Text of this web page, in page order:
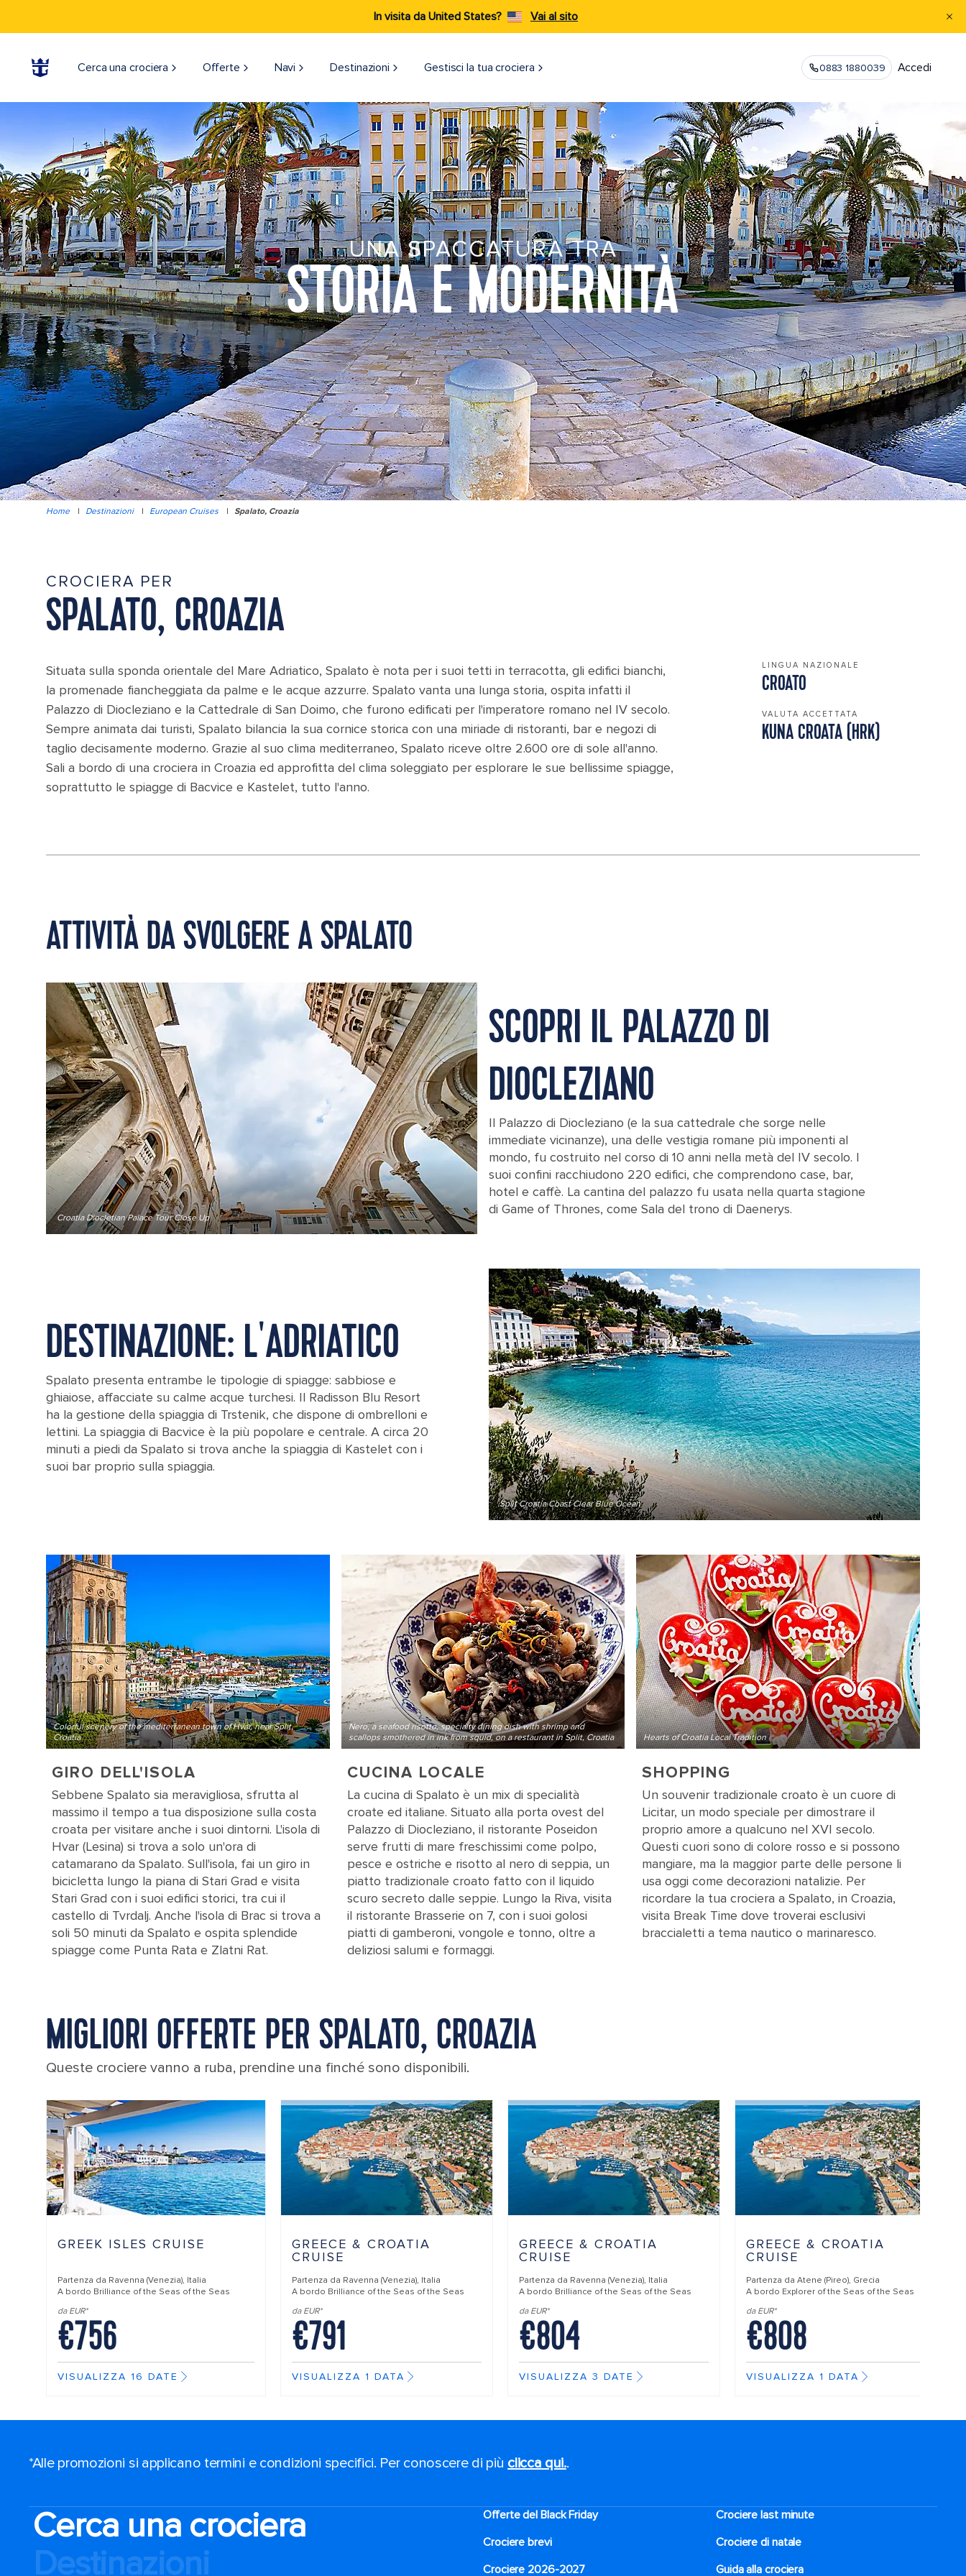
In visita da United States? Vai al sito
Cerca una crociera Offerte Navi Destinazioni​ Gestisci la tua crociera 0883 1880039 Accedi
UNA SPACCATURA TRA
STORIA E MODERNITÀ
Home | Destinazioni | European Cruises | Spalato, Croazia
CROCIERA PER
SPALATO, CROAZIA
Situata sulla sponda orientale del Mare Adriatico, Spalato è nota per i suoi tetti in terracotta, gli edifici bianchi,
la promenade fiancheggiata da palme e le acque azzurre. Spalato vanta una lunga storia, ospita infatti il
Palazzo di Diocleziano e la Cattedrale di San Doimo, che furono edificati per l'imperatore romano nel IV secolo.
Sempre animata dai turisti, Spalato bilancia la sua cornice storica con una miriade di ristoranti, bar e negozi di
taglio decisamente moderno. Grazie al suo clima mediterraneo, Spalato riceve oltre 2.600 ore di sole all'anno.
Sali a bordo di una crociera in Croazia ed approfitta del clima soleggiato per esplorare le sue bellissime spiagge,
soprattutto le spiagge di Bacvice e Kastelet, tutto l'anno.
LINGUA NAZIONALE
CROATO
VALUTA ACCETTATA
KUNA CROATA (HRK)
ATTIVITÀ DA SVOLGERE A SPALATO
Croatia Diocletian Palace Tour Close Up Croatia Diocletian Palace Tour Close Up
SCOPRI IL PALAZZO DI
DIOCLEZIANO
Il Palazzo di Diocleziano (e la sua cattedrale che sorge nelle
immediate vicinanze), una delle vestigia romane più imponenti al
mondo, fu costruito nel corso di 10 anni nella metà del IV secolo. I
suoi confini racchiudono 220 edifici, che comprendono case, bar,
hotel e caffè. La cantina del palazzo fu usata nella quarta stagione
di Game of Thrones, come Sala del trono di Daenerys.
Split Croatia Coast Clear Blue Ocean
DESTINAZIONE: L'ADRIATICO
Spalato presenta entrambe le tipologie di spiagge: sabbiose e
ghiaiose, affacciate su calme acque turchesi. Il Radisson Blu Resort
ha la gestione della spiaggia di Trstenik, che dispone di ombrelloni e
lettini. La spiaggia di Bacvice è la più popolare e centrale. A circa 20
minuti a piedi da Spalato si trova anche la spiaggia di Kastelet con i
suoi bar proprio sulla spiaggia.
Colorful scenery of the mediterranean town of Hvar, near Split,
Croatia
GIRO DELL'ISOLA
Sebbene Spalato sia meravigliosa, sfrutta al
massimo il tempo a tua disposizione sulla costa
croata per visitare anche i suoi dintorni. L'isola di
Hvar (Lesina) si trova a solo un'ora di
catamarano da Spalato. Sull'isola, fai un giro in
bicicletta lungo la piana di Stari Grad e visita
Stari Grad con i suoi edifici storici, tra cui il
castello di Tvrdalj. Anche l'isola di Brac si trova a
soli 50 minuti da Spalato e ospita splendide
spiagge come Punta Rata e Zlatni Rat.
Nero, a seafood risotto, specialty dining dish with shrimp and
scallops smothered in ink from squid, on a restaurant in Split, Croatia
CUCINA LOCALE
La cucina di Spalato è un mix di specialità
croate ed italiane. Situato alla porta ovest del
Palazzo di Diocleziano, il ristorante Poseidon
serve frutti di mare freschissimi come polpo,
pesce e ostriche e risotto al nero di seppia, un
piatto tradizionale croato fatto con il liquido
scuro secreto dalle seppie. Lungo la Riva, visita
il ristorante Brasserie on 7, con i suoi golosi
piatti di gamberoni, vongole e tonno, oltre a
deliziosi salumi e formaggi.
Hearts of Croatia Local Tradition
SHOPPING
Un souvenir tradizionale croato è un cuore di
Licitar, un modo speciale per dimostrare il
proprio amore a qualcuno nel XVI secolo.
Questi cuori sono di colore rosso e si possono
mangiare, ma la maggior parte delle persone li
usa oggi come decorazioni natalizie. Per
ricordare la tua crociera a Spalato, in Croazia,
visita Break Time dove troverai esclusivi
braccialetti a tema nautico o marinaresco.
MIGLIORI OFFERTE PER SPALATO, CROAZIA
Queste crociere vanno a ruba, prendine una finché sono disponibili.
GREEK ISLES CRUISE
Partenza da Ravenna (Venezia), Italia
A bordo Brilliance of the Seas of the Seas
da EUR*
€756
VISUALIZZA 16 DATE
GREECE & CROATIA
CRUISE
Partenza da Ravenna (Venezia), Italia
A bordo Brilliance of the Seas of the Seas
da EUR*
€791
VISUALIZZA 1 DATA
GREECE & CROATIA
CRUISE
Partenza da Ravenna (Venezia), Italia
A bordo Brilliance of the Seas of the Seas
da EUR*
€804
VISUALIZZA 3 DATE
GREECE & CROATIA
CRUISE
Partenza da Atene (Pireo), Grecia
A bordo Explorer of the Seas of the Seas
da EUR*
€808
VISUALIZZA 1 DATA
*Alle promozioni si applicano termini e condizioni specifici. Per conoscere di più clicca qui..
Cerca una crociera
Destinazioni
Offerte del Black Friday
Crociere last minute
Crociere brevi​
Crociere di natale​
Crociere 2026-2027
Guida alla crociera